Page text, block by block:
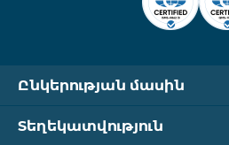
Ընկերության մասին
Տեղեկատվություն